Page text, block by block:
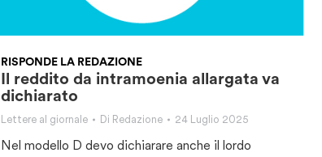
RISPONDE LA REDAZIONE
Il reddito da intramoenia allargata va
dichiarato
Lettere al giornale Di Redazione 24 Luglio 2025
Nel modello D devo dichiarare anche il lordo